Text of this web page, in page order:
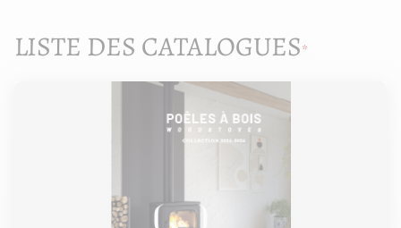
LISTE DES CATALOGUES